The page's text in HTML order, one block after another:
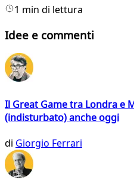
1 min di lettura
Idee e commenti
Il Great Game tra Londra e
(indisturbato) anche oggi
di Giorgio Ferrari